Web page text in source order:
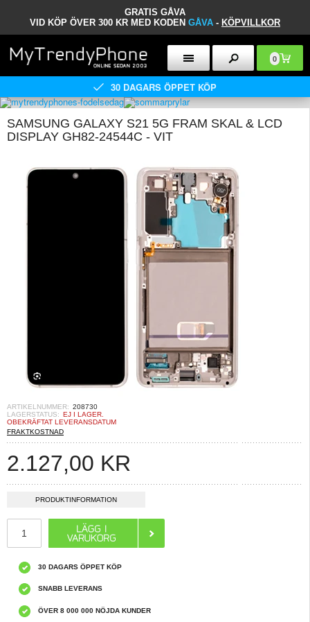
GRATIS GÅVA
VID KÖP ÖVER 300 KR MED KODEN GÅVA - KÖPVILLKOR
0
30 DAGARS ÖPPET KÖP
SAMSUNG GALAXY S21 5G FRAM SKAL & LCD
DISPLAY GH82-24544C - VIT
ARTIKELNUMMER: 208730
LAGERSTATUS: EJ I LAGER.
OBEKRÄFTAT LEVERANSDATUM
FRAKTKOSTNAD
2.127,00 KR
PRODUKTINFORMATION
30 DAGARS ÖPPET KÖP
SNABB LEVERANS
ÖVER 8 000 000 NÖJDA KUNDER